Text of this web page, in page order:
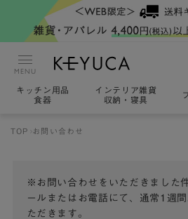
MENU
キッチン用品
食器
インテリア雑貨
収納・寝具
TOP お問い合わせ
※お問い合わせをいただきました
ールまたはお電話にて、通常1週
ただきます。